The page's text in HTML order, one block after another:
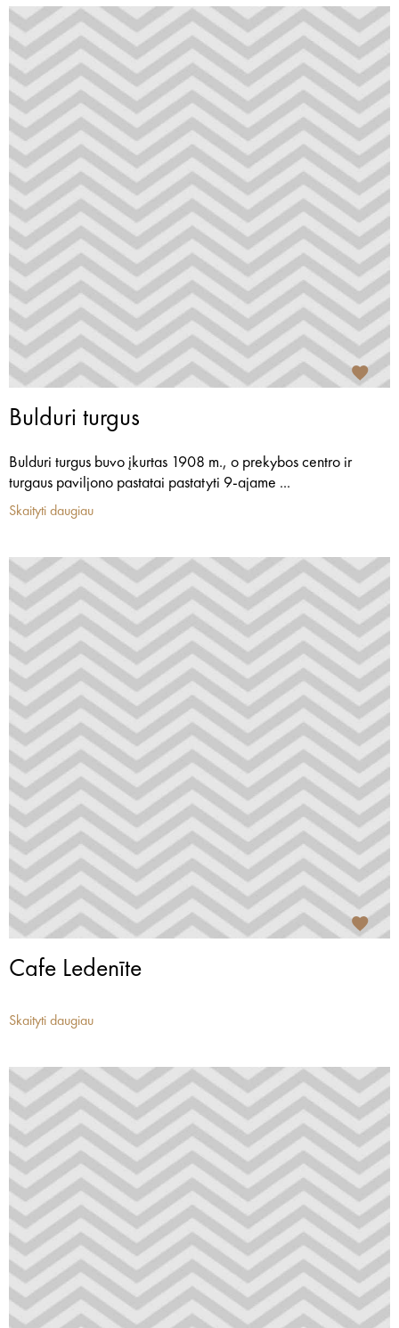
Bulduri turgus
Bulduri turgus buvo įkurtas 1908 m., o prekybos centro ir
turgaus paviljono pastatai pastatyti 9-ajame ...
Skaityti daugiau
Cafe Ledenīte
Skaityti daugiau